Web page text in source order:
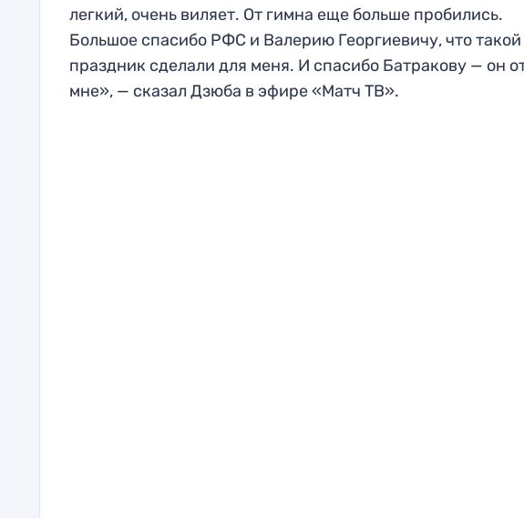
легкий, очень виляет. От гимна еще больше пробились.
Большое спасибо РФС и Валерию Георгиевичу, что такой
праздник сделали для меня. И спасибо Батракову — он
мне», — сказал Дзюба в эфире «Матч ТВ».